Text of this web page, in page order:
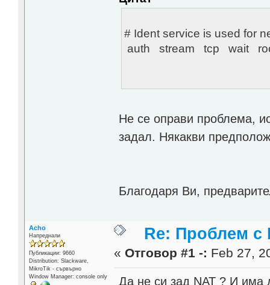
# Ident service is used for
auth stream tcp wait
Не се оправи проблема,
задал. Някакви
Благодаря Ви,
Acho
Напреднали
Публикации: 9660
Distribution: Slackware,
MikroTik - сървърно
Window Manager: console only
Re: Проблем с
« Отговор #1 -: Feb 27,
Да не си зад NAT ? И има